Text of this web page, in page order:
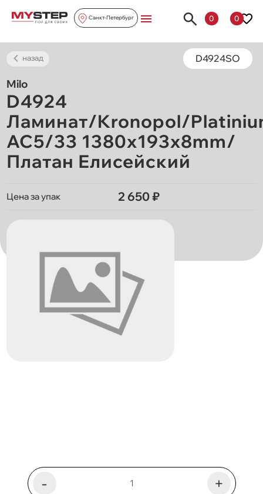
Санкт-Петербург 0 0
назад D4924SO
Milo
D4924
Ламинат/Kronopol/
AC5/33 1380х193х8mm/
Платан Елисейский
Цена за упак 2 650 ₽
- +